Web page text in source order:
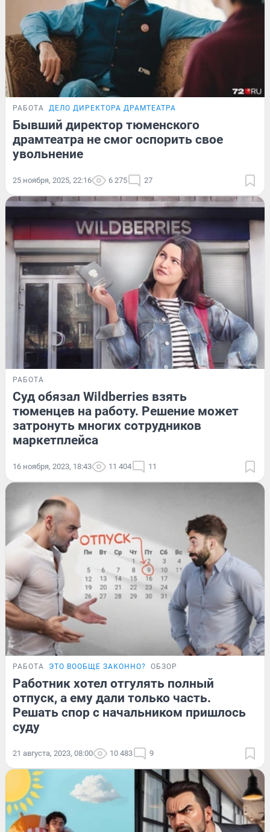
РАБОТА ДЕЛО ДИРЕКТОРА ДРАМТЕАТРА
Бывший директор тюменского
драмтеатра не смог оспорить свое
увольнение
25 ноября, 2025, 22:16 6 275 27
РАБОТА
Суд обязал Wildberries взять
тюменцев на работу. Решение может
затронуть многих сотрудников
маркетплейса
16 ноября, 2023, 18:43 11 404 11
РАБОТА ЭТО ВООБЩЕ ЗАКОННО? ОБЗОР
Работник хотел отгулять полный
отпуск, а ему дали только часть.
Решать спор с начальником пришлось
суду
21 августа, 2023, 08:00 10 483 9